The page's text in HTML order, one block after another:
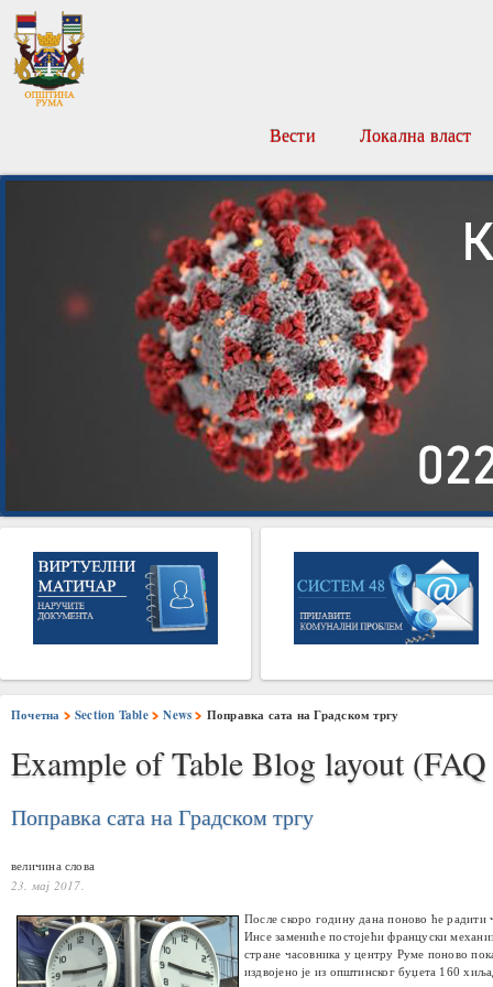
Вести Локална власт
Почетна Section Table News Поправка сата на Градском тргу
Example of Table Blog layout
Поправка сата на Градском тргу
величина слова
23. мај 2017.
После скоро годину дана поново ће радити
Инсе замениће постојећи француски
стране часовника у центру Руме поново
издвојено је из општинског буџета 160